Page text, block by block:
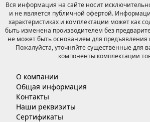
Вся информация на сайте носит
и не является публичной офертой.
характеристиках и комплектации может как
быть изменена производителем без
не может быть основанием для предъявления
Пожалуйста, уточняйте существенные для
компоненты комплектации
О компании
Общая информация
Контакты
Наши реквизиты
Сертификаты